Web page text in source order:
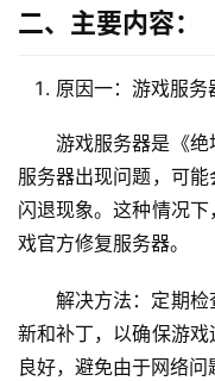
二、主要内容：
原因一：游戏服务
游戏服务器是《
服务器出现问题，可
闪退现象。这种情况
戏官方修复服务器。
解决方法：定期
新和补丁，以确保游
良好，避免由于网络问